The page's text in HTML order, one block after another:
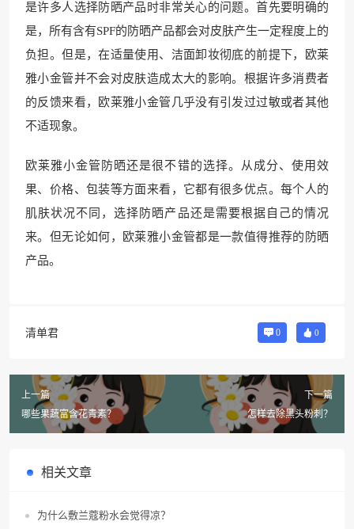
是许多人选择防晒产品时非常关心的问题。首先要明确的
是，所有含有SPF的防晒产品都会对皮肤产生一定程度上的
负担。但是，在适量使用、洁面卸妆彻底的前提下，欧莱
雅小金管并不会对皮肤造成太大的影响。根据许多消费者
的反馈来看，欧莱雅小金管几乎没有引发过过敏或者其他
不适现象。
欧莱雅小金管防晒还是很不错的选择。从成分、使用效
果、价格、包装等方面来看，它都有很多优点。每个人的
肌肤状况不同，选择防晒产品还是需要根据自己的情况
来。但无论如何，欧莱雅小金管都是一款值得推荐的防晒
产品。
清单君 0 0
上一篇
哪些果蔬富含花青素？
下一篇
怎样去除黑头粉刺？
相关文章
为什么敷兰蔻粉水会觉得凉？